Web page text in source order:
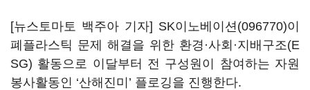
[뉴스토마토 백주아 기자] SK이노베이션(096770)이
폐플라스틱 문제 해결을 위한 환경·사회·지배구조(E
SG) 활동으로 이달부터 전 구성원이 참여하는 자원
봉사활동인 ‘산해진미’ 플로깅을 진행한다.